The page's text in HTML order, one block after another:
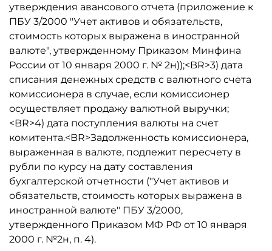
утверждения авансового отчета (приложение к
ПБУ 3/2000 "Учет активов и обязательств,
стоимость которых выражена в иностранной
валюте", утвержденному Приказом Минфина
России от 10 января 2000 г. № 2н));<BR>3) дата
списания денежных средств с валютного счета
комиссионера в случае, если комиссионер
осуществляет продажу валютной выручки;
<BR>4) дата поступления валюты на счет
комитента.<BR>Задолженность комиссионера,
выраженная в валюте, подлежит пересчету в
рубли по курсу на дату составления
бухгалтерской отчетности ("Учет активов и
обязательств, стоимость которых выражена в
иностранной валюте" ПБУ 3/2000,
утвержденного Приказом МФ РФ от 10 января
2000 г. №2н, п. 4).